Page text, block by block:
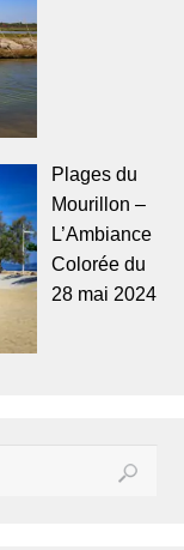
Plages du
Mourillon –
L’Ambiance
Colorée du
28 mai 2024